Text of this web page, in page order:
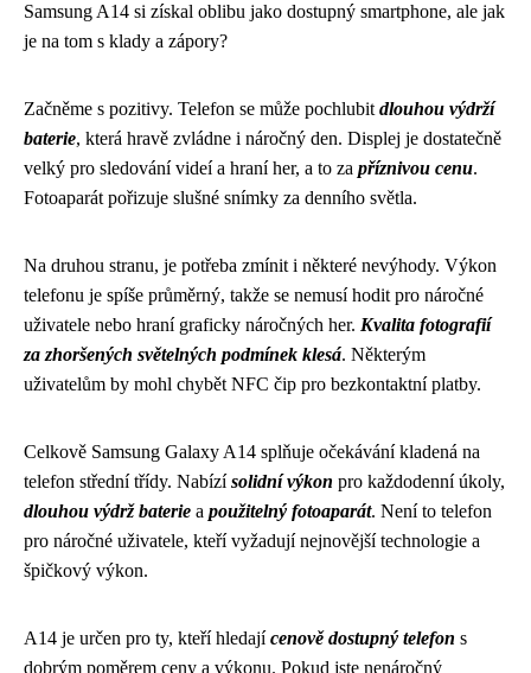
Samsung A14 si získal oblibu jako dostupný smartphone, ale jak
je na tom s klady a zápory?
Začněme s pozitivy. Telefon se může pochlubit dlouhou výdrží
baterie, která hravě zvládne i náročný den. Displej je dostatečně
velký pro sledování videí a hraní her, a to za příznivou cenu.
Fotoaparát pořizuje slušné snímky za denního světla.
Na druhou stranu, je potřeba zmínit i některé nevýhody. Výkon
telefonu je spíše průměrný, takže se nemusí hodit pro náročné
uživatele nebo hraní graficky náročných her. Kvalita fotografií
za zhoršených světelných podmínek klesá. Některým
uživatelům by mohl chybět NFC čip pro bezkontaktní platby.
Celkově Samsung Galaxy A14 splňuje očekávání kladená na
telefon střední třídy. Nabízísolidní výkon pro každodenní úkoly,
dlouhou výdrž baterie a použitelný fotoaparát. Není to telefon
pro náročné uživatele, kteří vyžadují nejnovější technologie a
špičkový výkon.
A14 je určen pro ty, kteří hledajícenově dostupný telefon s
dobrým poměrem ceny a výkonu. Pokud jste nenáročný